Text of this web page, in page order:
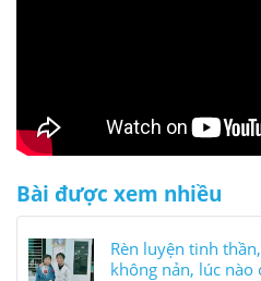
Bài được xem nhiều
Rèn luyện tinh
không nản, lúc nào